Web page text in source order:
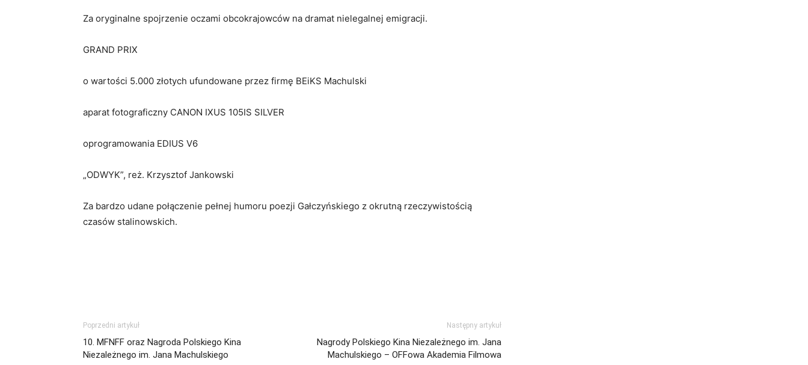
Za oryginalne spojrzenie oczami obcokrajowców na dramat nielegalnej emigracji.
GRAND PRIX
o wartości 5.000 złotych ufundowane przez firmę BEiKS Machulski
aparat fotograficzny CANON IXUS 105IS SILVER
oprogramowania EDIUS V6
„ODWYK”, reż. Krzysztof Jankowski
Za bardzo udane połączenie pełnej humoru poezji Gałczyńskiego z okrutną rzeczywistością
czasów stalinowskich.
Poprzedni artykuł
10. MFNFF oraz Nagroda Polskiego Kina
Niezależnego im. Jana Machulskiego
Następny artykuł
Nagrody Polskiego Kina Niezależnego im. Jana
Machulskiego – OFFowa Akademia Filmowa